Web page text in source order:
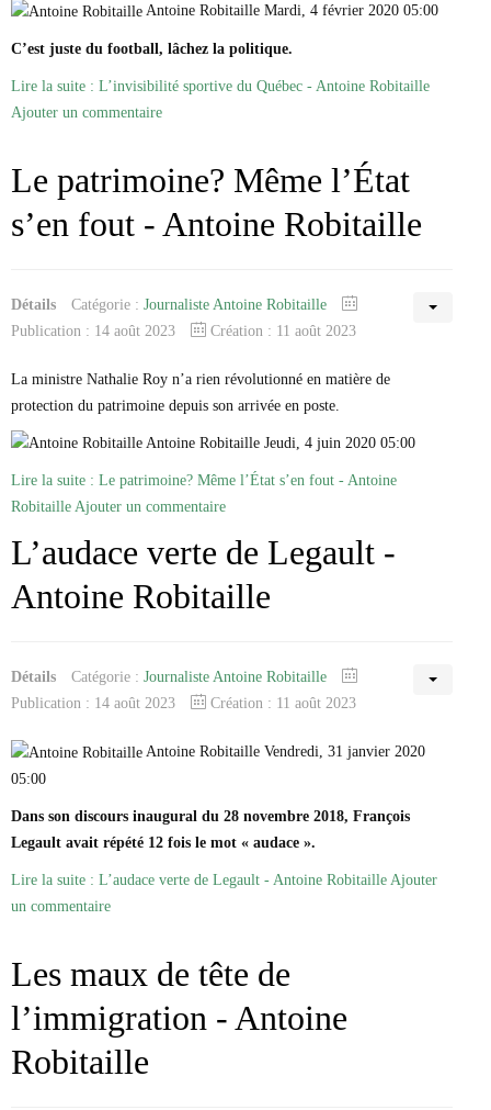
Antoine Robitaille Mardi, 4 février 2020 05:00
C’est juste du football, lâchez la politique.
Lire la suite : L’invisibilité sportive du Québec - Antoine Robitaille
Ajouter un commentaire
Le patrimoine? Même l’État
s’en fout - Antoine Robitaille
Détails Catégorie : Journaliste Antoine Robitaille
Publication : 14 août 2023
Création : 11 août 2023
La ministre Nathalie Roy n’a rien révolutionné en matière de
protection du patrimoine depuis son arrivée en poste.
Antoine Robitaille Jeudi, 4 juin 2020 05:00
Lire la suite : Le patrimoine? Même l’État s’en fout - Antoine
Robitaille Ajouter un commentaire
L’audace verte de Legault -
Antoine Robitaille
Détails Catégorie : Journaliste Antoine Robitaille
Publication : 14 août 2023
Création : 11 août 2023
Antoine Robitaille Vendredi, 31 janvier 2020
05:00
Dans son discours inaugural du 28 novembre 2018, François
Legault avait répété 12 fois le mot « audace ».
Lire la suite : L’audace verte de Legault - Antoine Robitaille Ajouter
un commentaire
Les maux de tête de
l’immigration - Antoine
Robitaille